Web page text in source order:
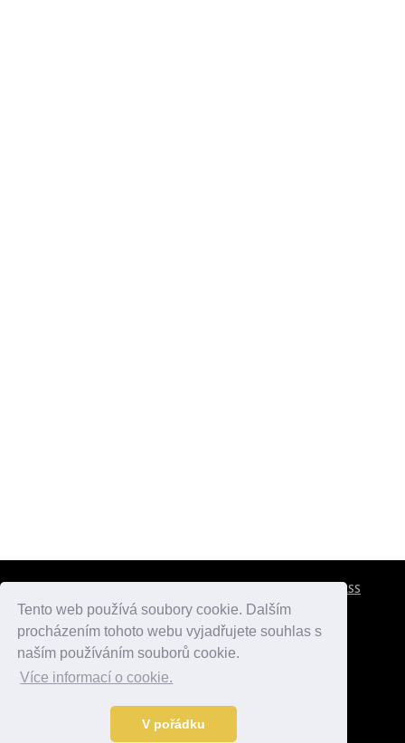
Tento web používá soubory cookie. Dalším
procházením tohoto webu vyjadřujete souhlas s
naším používáním souborů cookie.
Více informací o cookie.
V pořádku
RSS
atlaspamatek.info
Data o počasí jsou přebírána z
Kontakt:mail@desperado.cz